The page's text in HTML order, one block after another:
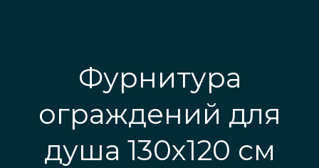
Фурнитура
ограждений для
душа 130x120 см